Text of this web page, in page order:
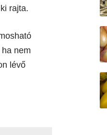
rajta.
nem
lévő